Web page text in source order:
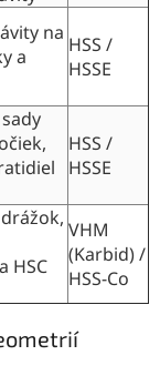
na
a
HSS /
HSSE
HSS /
HSSE
HSC
VHM
(Karbid) /
HSS-Co